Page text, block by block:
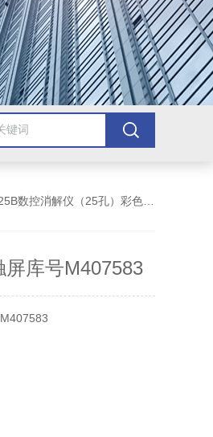
消解仪（25孔）彩色触屏库号M407583
库号M407583